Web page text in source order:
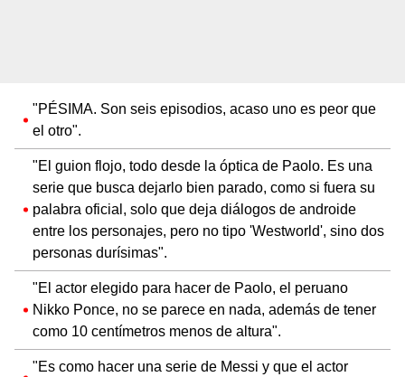
"PÉSIMA. Son seis episodios, acaso uno es peor que
el otro".
"El guion flojo, todo desde la óptica de Paolo. Es una
serie que busca dejarlo bien parado, como si fuera su
palabra oficial, solo que deja diálogos de androide
entre los personajes, pero no tipo 'Westworld', sino dos
personas durísimas".
"El actor elegido para hacer de Paolo, el peruano
Nikko Ponce, no se parece en nada, además de tener
como 10 centímetros menos de altura".
"Es como hacer una serie de Messi y que el actor